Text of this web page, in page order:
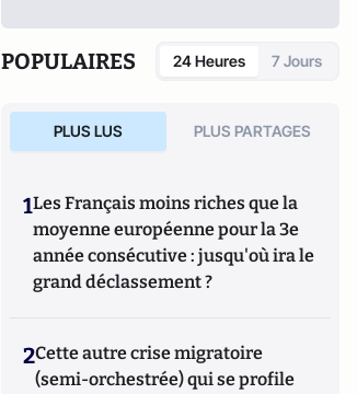
POPULAIRES 24 Heures 7 Jours
PLUS LUS PLUS PARTAGES
1Les Français moins riches que la
moyenne européenne pour la 3e
année consécutive : jusqu'où ira le
grand déclassement ?
2Cette autre crise migratoire
(semi-orchestrée) qui se profile